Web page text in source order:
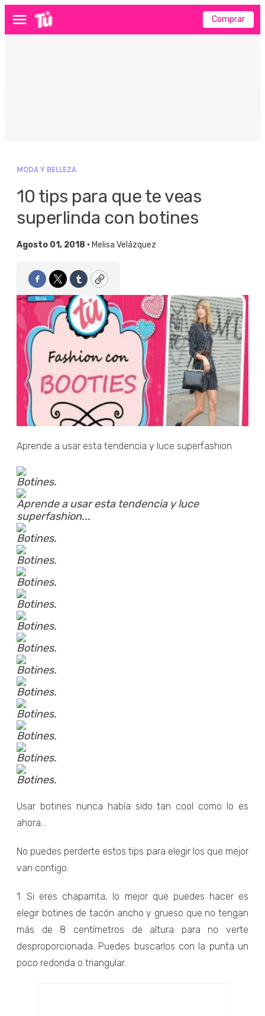
Menú Comprar
MODA Y BELLEZA
10 tips para que te veas
superlinda con botines
Agosto 01, 2018 • Melisa Velázquez
Facebook
TwitterTumblrCopy
Aprende a usar esta tendencia y luce superfashion
Botines.
Aprende a usar esta tendencia y luce
superfashion...
Botines.
Botines.
Botines.
Botines.
Botines.
Botines.
Botines.
Botines.
Botines.
Botines.
Botines.
Botines.
Usar botines nunca había sido tan cool como lo es
ahora...
No puedes perderte estos tips para elegir los que mejor
van contigo:
1. Si eres chaparrita, lo mejor que puedes hacer es
elegir botines de tacón ancho y grueso que no tengan
más de 8 centímetros de altura para no verte
desproporcionada. Puedes buscarlos con la punta un
poco redonda o triangular.